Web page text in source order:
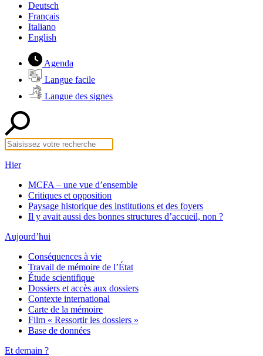
Deutsch
Français
Italiano
English
Agenda
Langue facile
Langue des signes
Hier
MCFA – une vue d’ensemble
Critiques et opposition
Paysage historique des institutions et des foyers
Il y avait aussi des bonnes structures d’accueil, non ?
Aujourd’hui
Conséquences à vie
Travail de mémoire de l’État
Étude scientifique
Dossiers et accès aux dossiers
Contexte international
Carte de la mémoire
Film « Ressortir les dossiers »
Base de données
Et demain ?